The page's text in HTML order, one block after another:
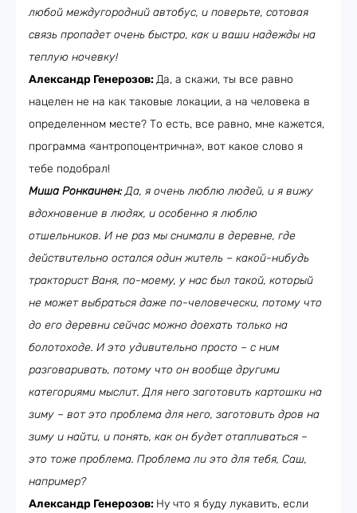
любой междугородний автобус, и поверьте, сотовая
связь пропадет очень быстро, как и ваши надежды на
теплую ночевку!
Александр Генерозов:Да, а скажи, ты все равно
нацелен не на как таковые локации, а на человека в
определенном месте? То есть, все равно, мне кажется,
программа «антропоцентрична», вот какое слово я
тебе подобрал!
Миша Ронкаинен:Да, я очень люблю людей, и я вижу
вдохновение в людях, и особенно я люблю
отшельников. И не раз мы снимали в деревне, где
действительно остался один житель – какой-нибудь
тракторист Ваня, по-моему, у нас был такой, который
не может выбраться даже по-человечески, потому что
до его деревни сейчас можно доехать только на
болотоходе. И это удивительно просто – с ним
разговаривать, потому что он вообще другими
категориями мыслит. Для него заготовить картошки на
зиму – вот это проблема для него, заготовить дров на
зиму и найти, и понять, как он будет отапливаться –
это тоже проблема. Проблема ли это для тебя, Саш,
например?
Александр Генерозов: Ну что я буду лукавить, если